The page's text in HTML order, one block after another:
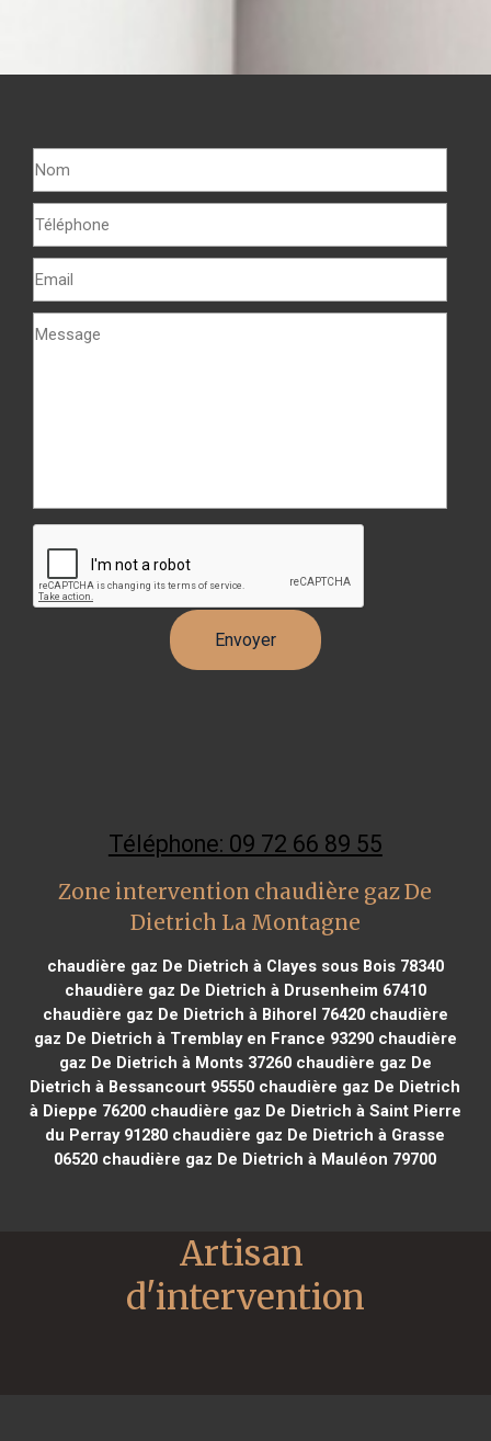
Téléphone: 09 72 66 89 55
Zone intervention chaudière gaz De
Dietrich La Montagne
chaudière gaz De Dietrich à Clayes sous Bois 78340
chaudière gaz De Dietrich à Drusenheim 67410
chaudière gaz De Dietrich à Bihorel 76420chaudière
gaz De Dietrich à Tremblay en France 93290chaudière
gaz De Dietrich à Monts 37260chaudière gaz De
Dietrich à Bessancourt 95550 chaudière gaz De Dietrich
à Dieppe 76200chaudière gaz De Dietrich à Saint Pierre
du Perray 91280 chaudière gaz De Dietrich à Grasse
06520 chaudière gaz De Dietrich à Mauléon 79700
Artisan
d'intervention